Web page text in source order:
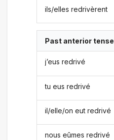
ils/elles redrivèrent
Past anterior tense
j’eus redrivé
tu eus redrivé
il/elle/on eut redrivé
nous eûmes redrivé